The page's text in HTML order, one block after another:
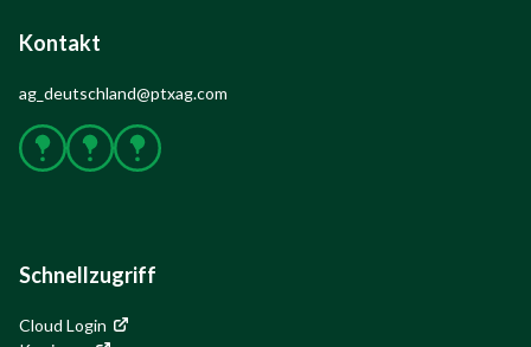
Kontakt
ag_deutschland@ptxag.com
FacebookInstagram
YouTube
Schnellzugriff
Cloud Login